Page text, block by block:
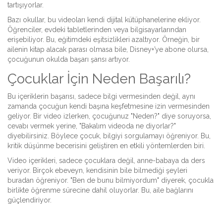
tartışıyorlar.
Bazı okullar, bu videoları kendi dijital kütüphanelerine ekliyor.
Öğrenciler, evdeki tabletlerinden veya bilgisayarlarından
erişebiliyor. Bu, eğitimdeki eşitsizlikleri azaltıyor. Örneğin, bir
ailenin kitap alacak parası olmasa bile, Disney+’ye abone olursa,
çocuğunun okulda başarı şansı artıyor.
Çocuklar İçin Neden Başarılı?
Bu içeriklerin başarısı, sadece bilgi vermesinden değil, aynı
zamanda çocuğun kendi başına keşfetmesine izin vermesinden
geliyor. Bir video izlerken, çocuğunuz "Neden?" diye soruyorsa,
cevabı vermek yerine, "Bakalım videoda ne diyorlar?"
diyebilirsiniz. Böylece çocuk, bilgiyi sorgulamayı öğreniyor. Bu,
kritik düşünme becerisini geliştiren en etkili yöntemlerden biri.
Video içerikleri, sadece çocuklara değil, anne-babaya da ders
veriyor. Birçok ebeveyn, kendisinin bile bilmediği şeyleri
buradan öğreniyor. "Ben de bunu bilmiyordum" diyerek, çocukla
birlikte öğrenme sürecine dahil oluyorlar. Bu, aile bağlarını
güçlendiriyor.